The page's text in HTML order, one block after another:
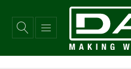
naar